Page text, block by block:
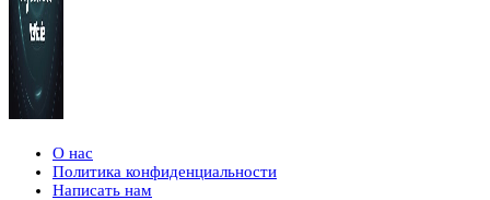
О нас
Политика конфиденциальности
Написать нам